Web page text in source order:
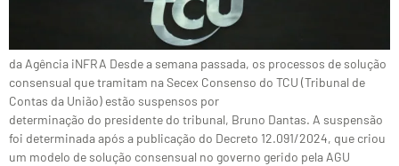
da Agência iNFRA Desde a semana passada, os processos de solução
consensual que tramitam na Secex Consenso do TCU (Tribunal de
Contas da União) estão suspensos por
determinação do presidente do tribunal, Bruno Dantas. A suspensão
foi determinada após a publicação do Decreto 12.091/2024, que criou
um modelo de solução consensual no governo gerido pela AGU